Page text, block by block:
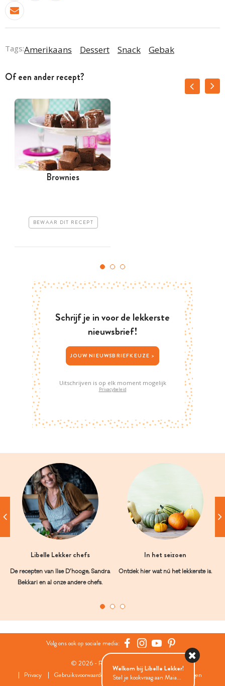
Tags:Amerikaans Dessert Snack Gebak
Of een ander recept?
Brownies
BEWAAR DIT RECEPT
Schrijf je in voor de lekkerste
nieuwsbrief!
JOUW NIEUWSBRIEFKEUZE >
Uitschrijven is op elk moment mogelijk
Privacybeleid
Libelle Lekker chefs
De recepten van Ilse D’hooge, Sandra
Bekkari en al onze andere chefs.
In het seizoen
Ontdek hier wat nú het lekkerste is.
Volg ons ook op sociale media:
© 2026 - Roularta Media Group
Privacy
Gebruiksvoorwaarden Cookies Cookies instellingen
Welkom bij Libelle Lekker!
Stel je kookvraag aan Maia...